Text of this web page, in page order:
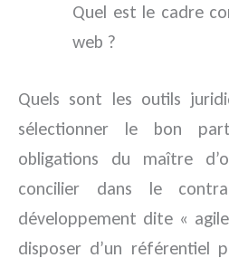
Quel est le cadre
web ?
Quels sont les outils
sélectionner le bon
obligations du maître
concilier dans le
développement dite «
disposer d’un référentiel